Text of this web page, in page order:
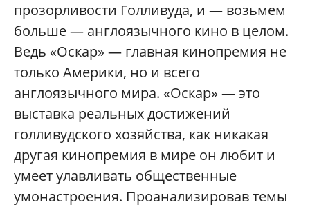
прозорливости Голливуда, и — возьмем
больше — англоязычного кино в целом.
Ведь «Оскар» — главная кинопремия не
только Америки, но и всего
англоязычного мира. «Оскар» — это
выставка реальных достижений
голливудского хозяйства, как никакая
другая кинопремия в мире он любит и
умеет улавливать общественные
умонастроения. Проанализировав темы